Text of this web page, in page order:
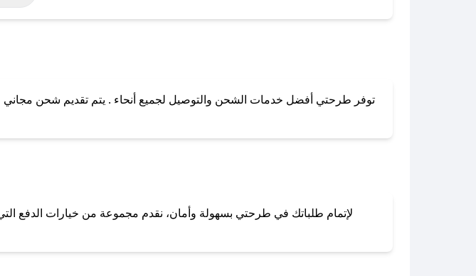
لا تقلق! يمكنك التواصل مع فريق دعم صحصح عبر
توفر طرحتي أفضل خدمات الشحن والتوصيل لجميع أنحاء . يتم تقديم شحن مجاني
لإتمام طلباتك في طرحتي بسهولة وأمان، نقدم مجموعة من خيارات الدفع التي